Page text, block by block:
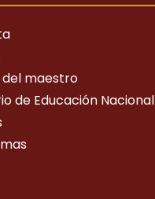
del maestro
de Educación Nacional